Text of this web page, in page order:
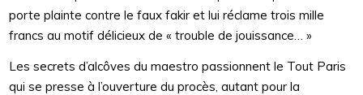
porte plainte contre le faux fakir et lui réclame trois mille
francs au motif délicieux de « trouble de jouissance… »
Les secrets d’alcôves du maestro passionnent le Tout Paris
qui se presse à l’ouverture du procès, autant pour la